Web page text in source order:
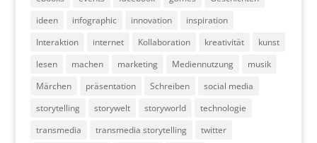
ideen
infographic innovation
inspiration
Interaktion
internet Kollaboration kreativität
kunst
lesen
machen marketing Mediennutzung
musik
Märchen
präsentation Schreiben
social media
storytelling
storywelt storyworld
technologie
transmedia
transmedia storytelling
twitter